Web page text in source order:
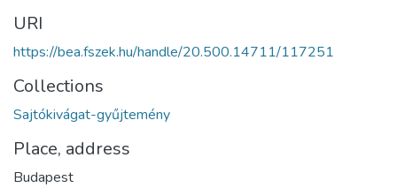
URI
https://bea.fszek.hu/handle/20.500.14711/117251
Collections
Sajtókivágat-gyűjtemény
Place, address
Budapest